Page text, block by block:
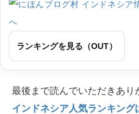
ランキングを見る（OUT）
最後まで読んでいただきあり
インドネシア人気ランキン